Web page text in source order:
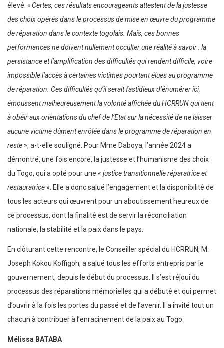
élevé. « Certes, ces résultats encourageants attestent de la justesse
des choix opérés dans le processus de mise en œuvre du programme
de réparation dans le contexte togolais. Mais, ces bonnes
performances ne doivent nullement occulter une réalité à savoir : la
persistance et l’amplification des difficultés qui rendent difficile, voire
impossible l’accès à certaines victimes pourtant élues au programme
de réparation. Ces difficultés qu’il serait fastidieux d’énumérer ici,
émoussent malheureusement la volonté affichée du HCRRUN qui tient
à obéir aux orientations du chef de l’Etat sur la nécessité de ne laisser
aucune victime dûment enrôlée dans le programme de réparation en
reste », a-t-elle souligné. Pour Mme Daboya, l’année 2024 a
démontré, une fois encore, la justesse et l’humanisme des choix
du Togo, qui a opté pour une « justice transitionnelle réparatrice et
restauratrice ». Elle a donc salué l’engagement et la disponibilité de
tous les acteurs qui œuvrent pour un aboutissement heureux de
ce processus, dont la finalité est de servir la réconciliation
nationale, la stabilité et la paix dans le pays.
En clôturant cette rencontre, le Conseiller spécial du HCRRUN, M.
Joseph Kokou Koffigoh, a salué tous les efforts entrepris par le
gouvernement, depuis le début du processus. Il s’est réjoui du
processus des réparations mémorielles qui a débuté et qui permet
d’ouvrir à la fois les portes du passé et de l’avenir. Il a invité tout un
chacun à contribuer à l’enracinement de la paix au Togo.
Mélissa BATABA